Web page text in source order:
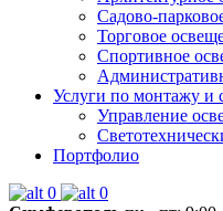
Садово-
Торговое
Спортивное
Услуги по монтажу и
Управление
Портфолио
0
0